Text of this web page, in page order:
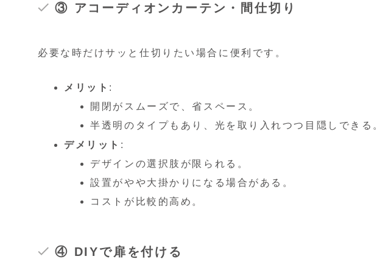
③ アコーディオンカーテン・間仕切り
必要な時だけサッと仕切りたい場合に便利です。
メリット :
開閉がスムーズで、省スペース。
半透明のタイプもあり、光を取り入れつつ目隠しできる。
デメリット :
デザインの選択肢が限られる。
設置がやや大掛かりになる場合がある。
コストが比較的高め。
④ DIYで扉を付ける